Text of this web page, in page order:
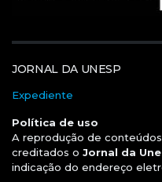
JORNAL DA UNESP
Expediente
Política de uso
A reprodução de
creditados o Jornal da
indicação do endereço